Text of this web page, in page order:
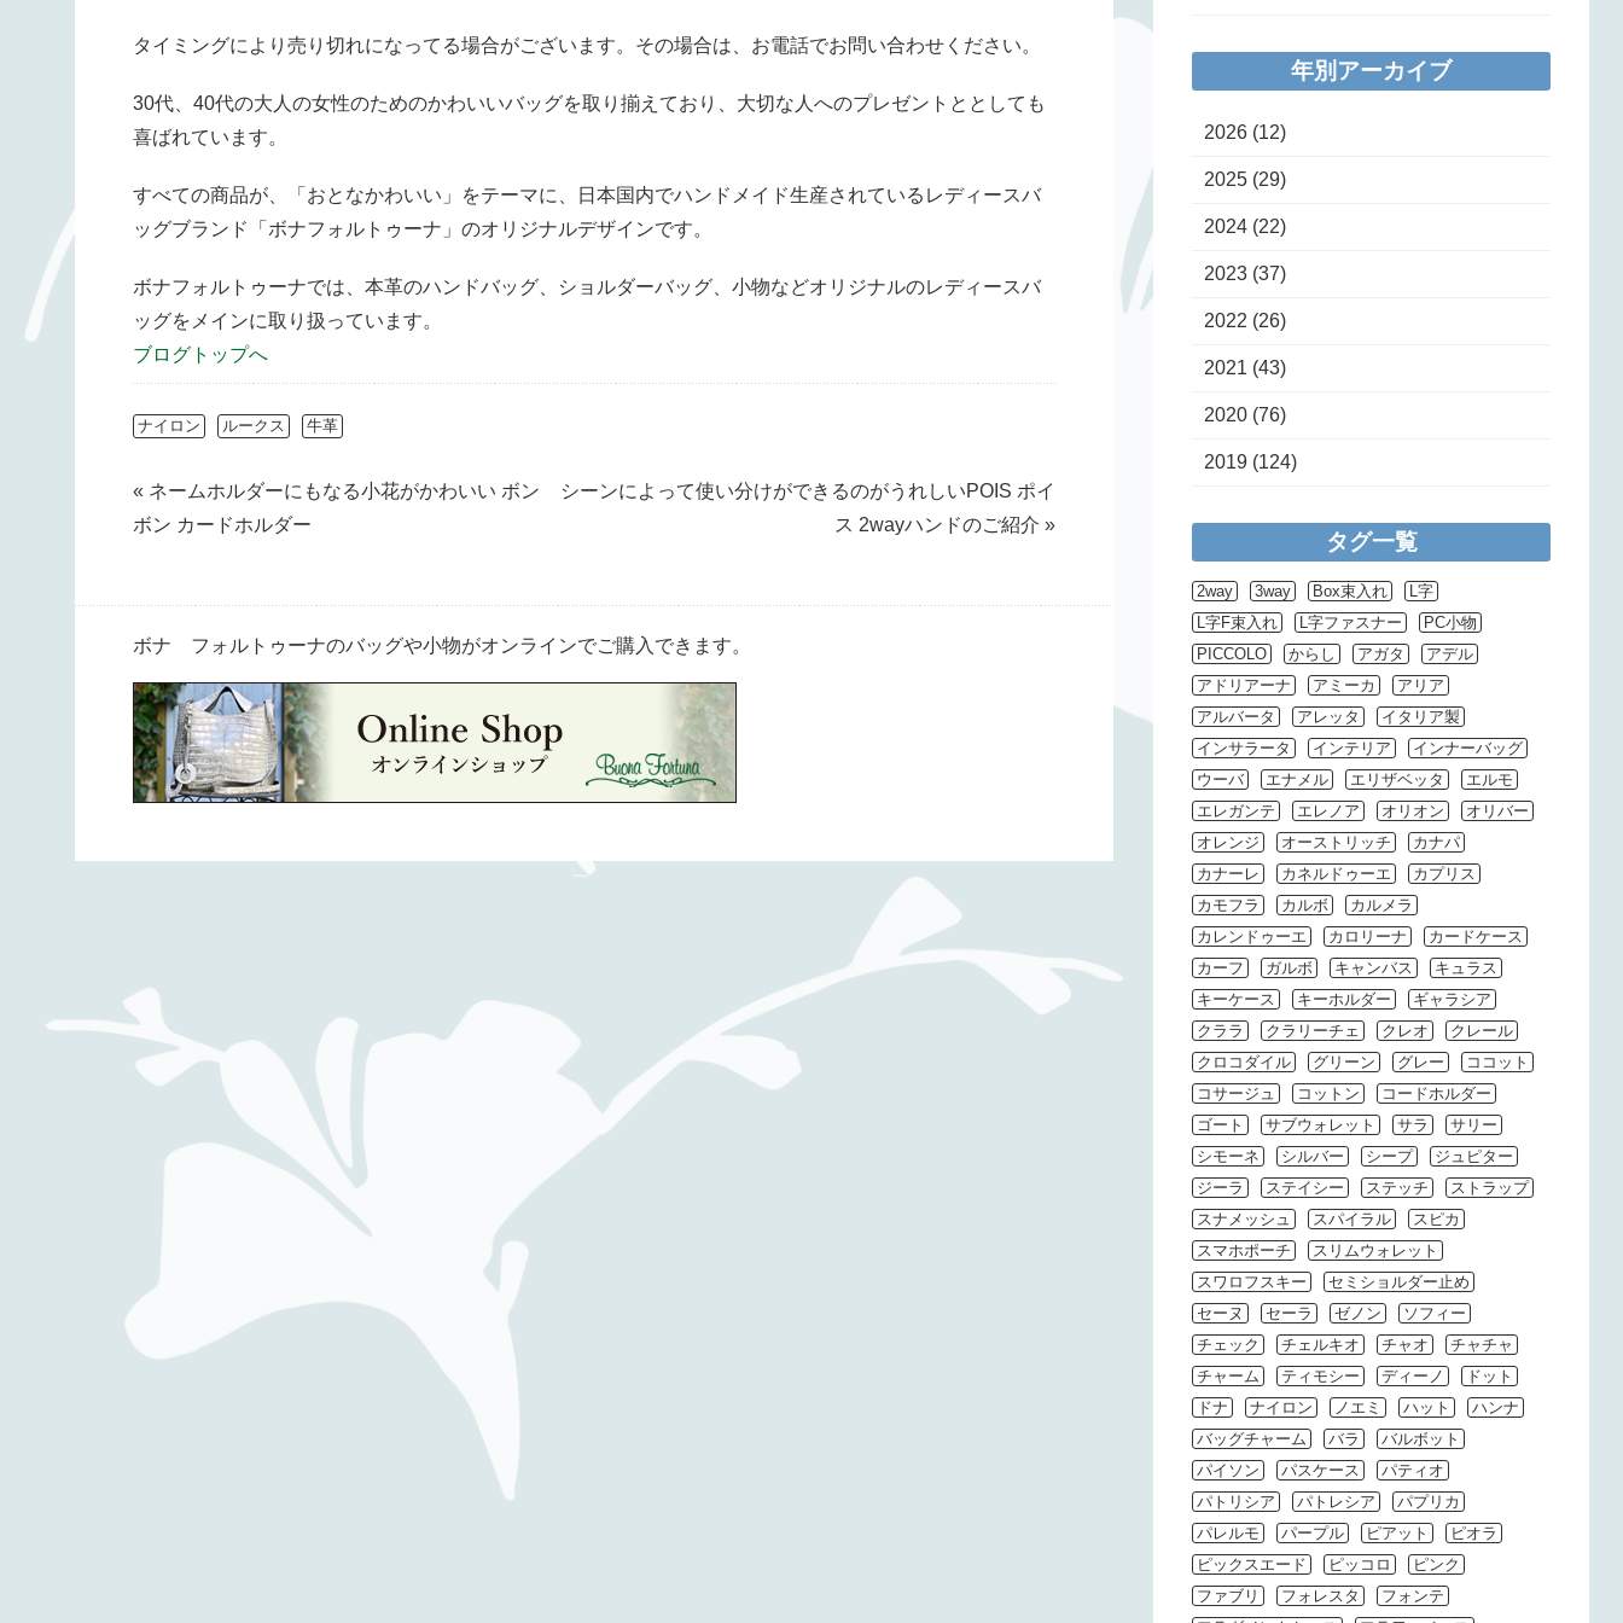
タイミングにより売り切れになってる場合がございます。その場合は、お電話でお問い合わせください。
30代、40代の大人の女性のためのかわいいバッグを取り揃えており、大切な人へのプレゼントととしても
喜ばれています。
すべての商品が、「おとなかわいい」をテーマに、日本国内でハンドメイド生産されているレディースバ
ッグブランド「ボナフォルトゥーナ」のオリジナルデザインです。
ボナフォルトゥーナでは、本革のハンドバッグ、ショルダーバッグ、小物などオリジナルのレディースバ
ッグをメインに取り扱っています。
ブログトップへ
ナイロン ルークス 牛革
« ネームホルダーにもなる小花がかわいい ボン
ボン カードホルダー
シーンによって使い分けができるのがうれしいPOIS ポイ
ス 2wayハンドのご紹介 »
ボナ フォルトゥーナのバッグや小物がオンラインでご購入できます。
年別アーカイブ
2026 (12)
2025 (29)
2024 (22)
2023 (37)
2022 (26)
2021 (43)
2020 (76)
2019 (124)
タグ一覧
2way 3way Box束入れ
L字
L字F束入れ
L字ファスナー
PC小物
PICCOLO
からし アガタ
アデル
アドリアーナ
アミーカ
アリア
アルバータ
アレッタ
イタリア製
インサラータ
インテリア
インナーバッグ
ウーバ
エナメル エリザベッタ
エルモ
エレガンテ
エレノア オリオン
オリバー
オレンジ
オーストリッチ
カナパ
カナーレ
カネルドゥーエ
カプリス
カモフラ
カルボ
カルメラ
カレンドゥーエ
カロリーナ
カードケース
カーフ
ガルボ キャンバス
キュラス
キーケース
キーホルダー
ギャラシア
クララ
クラリーチェ クレオ
クレール
クロコダイル
グリーン グレー
ココット
コサージュ
コットン
コードホルダー
ゴート
サブウォレット サラ
サリー
シモーネ
シルバー シープ
ジュピター
ジーラ
ステイシー ステッチ
ストラップ
スナメッシュ
スパイラル
スピカ
スマホポーチ
スリムウォレット
スワロフスキー
セミショルダー止め
セーヌ
セーラ ゼノン
ソフィー
チェック
チェルキオ チャオ
チャチャ
チャーム
ティモシー ディーノ
ドット
ドナ
ナイロン ノエミ ハット
ハンナ
バッグチャーム
バラ
バルボット
パイソン
パスケース
パティオ
パトリシア
パトレシア
パプリカ
パレルモ
パープル ピアット
ピオラ
ピックスエード
ピッコロ
ピンク
ファブリ
フォレスタ
フォンテ